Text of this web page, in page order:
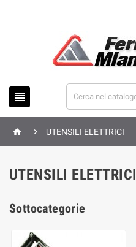

  UTENSILI ELETTRICI
UTENSILI ELETTRICI
Sottocategorie